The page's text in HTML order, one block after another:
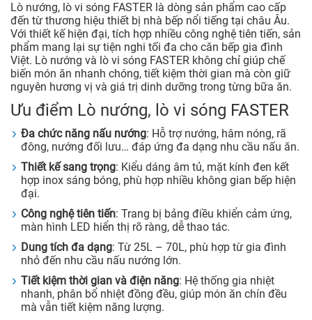
Lò nướng, lò vi sóng FASTER là dòng sản phẩm cao cấp
đến từ thương hiệu thiết bị nhà bếp nổi tiếng tại châu Âu.
Với thiết kế hiện đại, tích hợp nhiều công nghệ tiên tiến, sản
phẩm mang lại sự tiện nghi tối đa cho căn bếp gia đình
Việt. Lò nướng và lò vi sóng FASTER không chỉ giúp chế
biến món ăn nhanh chóng, tiết kiệm thời gian mà còn giữ
nguyên hương vị và giá trị dinh dưỡng trong từng bữa ăn.
Ưu điểm Lò nướng, lò vi sóng FASTER
Đa chức năng nấu nướng: Hỗ trợ nướng, hâm nóng, rã
đông, nướng đối lưu… đáp ứng đa dạng nhu cầu nấu ăn.
Thiết kế sang trọng: Kiểu dáng âm tủ, mặt kính đen kết
hợp inox sáng bóng, phù hợp nhiều không gian bếp hiện
đại.
Công nghệ tiên tiến: Trang bị bảng điều khiển cảm ứng,
màn hình LED hiển thị rõ ràng, dễ thao tác.
Dung tích đa dạng: Từ 25L – 70L, phù hợp từ gia đình
nhỏ đến nhu cầu nấu nướng lớn.
Tiết kiệm thời gian và điện năng: Hệ thống gia nhiệt
nhanh, phân bổ nhiệt đồng đều, giúp món ăn chín đều
mà vẫn tiết kiệm năng lượng.